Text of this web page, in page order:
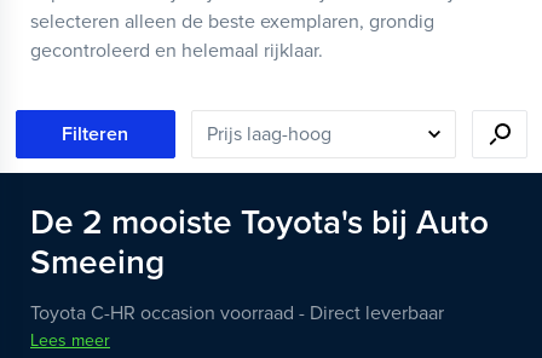
selecteren alleen de beste exemplaren, grondig
gecontroleerd en helemaal rijklaar.
Filteren
De 2 mooiste Toyota's bij Auto
Smeeing
Toyota C-HR occasion voorraad - Direct leverbaar
Lees meer